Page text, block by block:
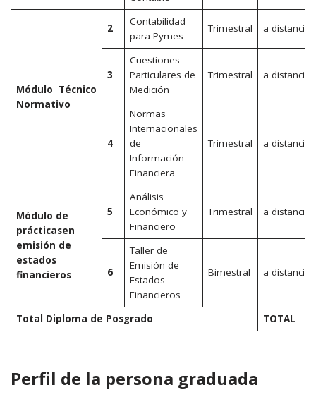
Módulo Técnico
Normativo
2
Contabilidad
para Pymes
Trimestral a distancia
3
Cuestiones
Particulares de
Medición
Trimestral a distancia
4
Normas
Internacionales
de
Información
Financiera
Trimestral a distancia
Módulo de
prácticasen
emisión de
estados
financieros
5
Análisis
Económico y
Financiero
Trimestral a distancia
6
Taller de
Emisión de
Estados
Financieros
Bimestral a distancia
Total Diploma de Posgrado TOTAL
Perfil de la persona graduada